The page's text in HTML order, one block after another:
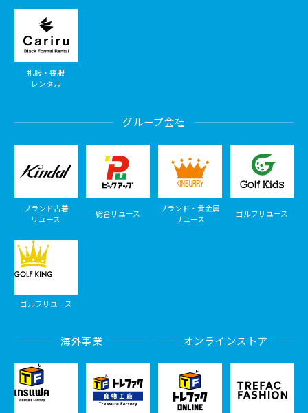
礼服・喪服
レンタル
グループ会社
ブランド古着
リユース
総合リユース
ブランド・貴金属
リユース
ゴルフリユース
ゴルフリユース
海外事業 オンラインストア